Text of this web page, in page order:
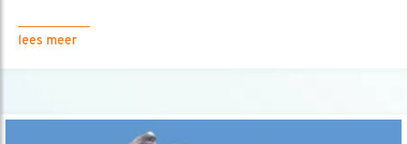
lees meer